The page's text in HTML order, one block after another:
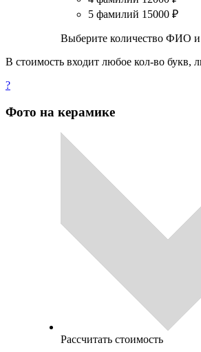
5 фамилий 15000 ₽
Выберите количество ФИО и
В стоимость входит любое кол-во букв,
?
Фото на керамике
Рассчитать стоимость